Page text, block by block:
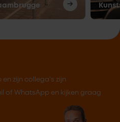
en zijn collega's zijn
of WhatsApp en kijken graag